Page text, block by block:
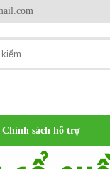
Chính sách hỗ trợ